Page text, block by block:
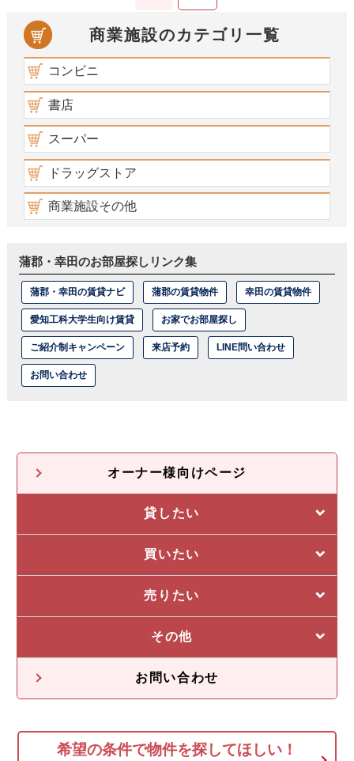
商業施設のカテゴリ一覧
コンビニ
書店
スーパー
ドラッグストア
商業施設その他
蒲郡・幸田のお部屋探しリンク集
蒲郡・幸田の賃貸ナビ 蒲郡の賃貸物件 幸田の賃貸物件
愛知工科大学生向け賃貸 お家でお部屋探し
ご紹介制キャンペーン 来店予約 LINE問い合わせ
お問い合わせ
オーナー様向けページ
貸したい
選ばれる5つの理由
管理システム
買いたい
私たちの5つの強み
収益物件一覧
不動産投資の流れ
売りたい
売却に強い5つの理由
不動産無料査定
その他
オーナー様の声
空き家
お問い合わせ
希望の条件で物件を探してほしい！